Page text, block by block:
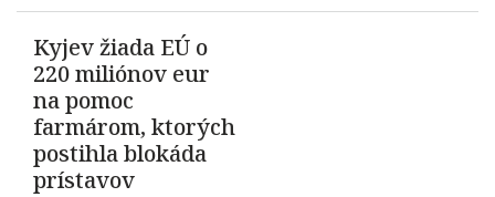
Kyjev žiada EÚ o
220 miliónov eur
na pomoc
farmárom, ktorých
postihla blokáda
prístavov